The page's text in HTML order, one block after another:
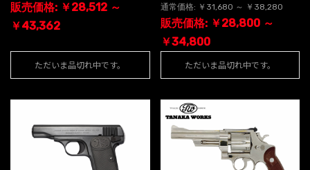
販売価格: ￥28,512 ～
￥43,362
ただいま品切れ中です。
通常価格: ￥31,680 ～ ￥38,280
販売価格: ￥28,800 ～
￥34,800
ただいま品切れ中です。